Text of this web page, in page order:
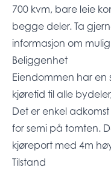
700 kvm, bare leie
begge deler. Ta
informasjon om
Beliggenhet
Eiendommen har en
kjøretid til alle
Det er enkel
for semi på tomten.
kjøreport med 4m
Tilstand